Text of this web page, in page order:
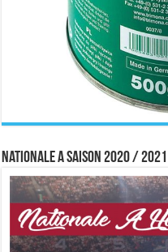
Nationale A saison 2020 / 2021